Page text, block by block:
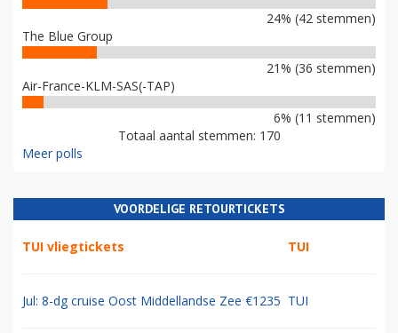
24% (42 stemmen)
The Blue Group
21% (36 stemmen)
Air-France-KLM-SAS(-TAP)
6% (11 stemmen)
Totaal aantal stemmen: 170
Meer polls
VOORDELIGE RETOURTICKETS
TUI vliegtickets TUI
Jul: 8-dg cruise Oost Middellandse Zee €1235 TUI